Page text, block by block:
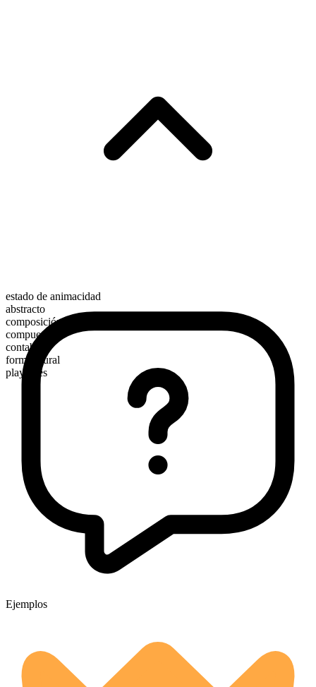
estado de animacidad
abstracto
composición morfológica
compuesto
contable
forma plural
playdates
Ejemplos